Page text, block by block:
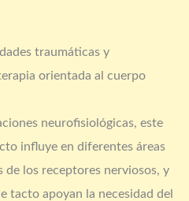
traumáticas y
orientada al cuerpo
neurofisiológicas, este
influye en diferentes áreas
de los receptores nerviosos, y
tacto apoyan la necesidad del